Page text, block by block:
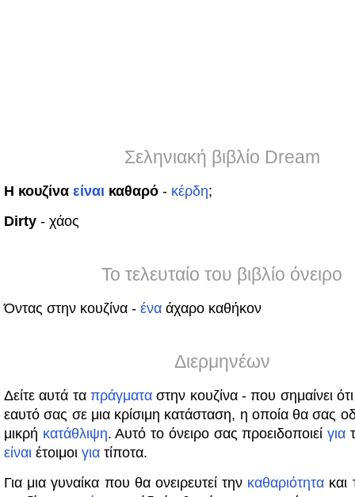
Σεληνιακή βιβλίο Dream
Η κουζίνα είναι καθαρό - κέρδη;
Dirty - χάος
Το τελευταίο του βιβλίο όνειρο
Όντας στην κουζίνα - ένα άχαρο καθήκον
Διερμηνέων
Δείτε αυτά τα πράγματα στην κουζίνα - που σημαίνει
εαυτό σας σε μια κρίσιμη κατάσταση, η οποία θα σας
μικρή κατάθλιψη. Αυτό το όνειρο σας προειδοποιεί για
είναι έτοιμοι για τίποτα.
Για μια γυναίκα που θα ονειρευτεί την καθαριότητα και